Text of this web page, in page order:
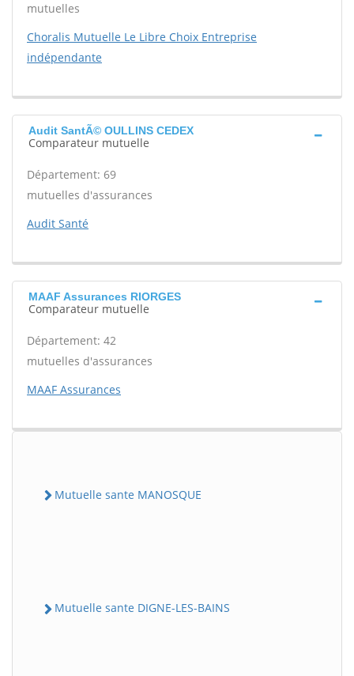
mutuelles
Choralis Mutuelle Le Libre Choix Entreprise
indépendante
Audit SantÃ© OULLINS CEDEX
Comparateur mutuelle
Département: 69
mutuelles d'assurances
Audit Santé
MAAF Assurances RIORGES
Comparateur mutuelle
Département: 42
mutuelles d'assurances
MAAF Assurances
Mutuelle sante MANOSQUE
Mutuelle sante DIGNE-LES-BAINS